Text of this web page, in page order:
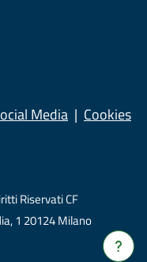
Verrà
Media Cookies
Riservati CF
1 20124 Milano